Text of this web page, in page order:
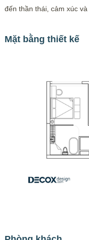
đến thần thái, cảm xúc
Mặt bằng thiết kế